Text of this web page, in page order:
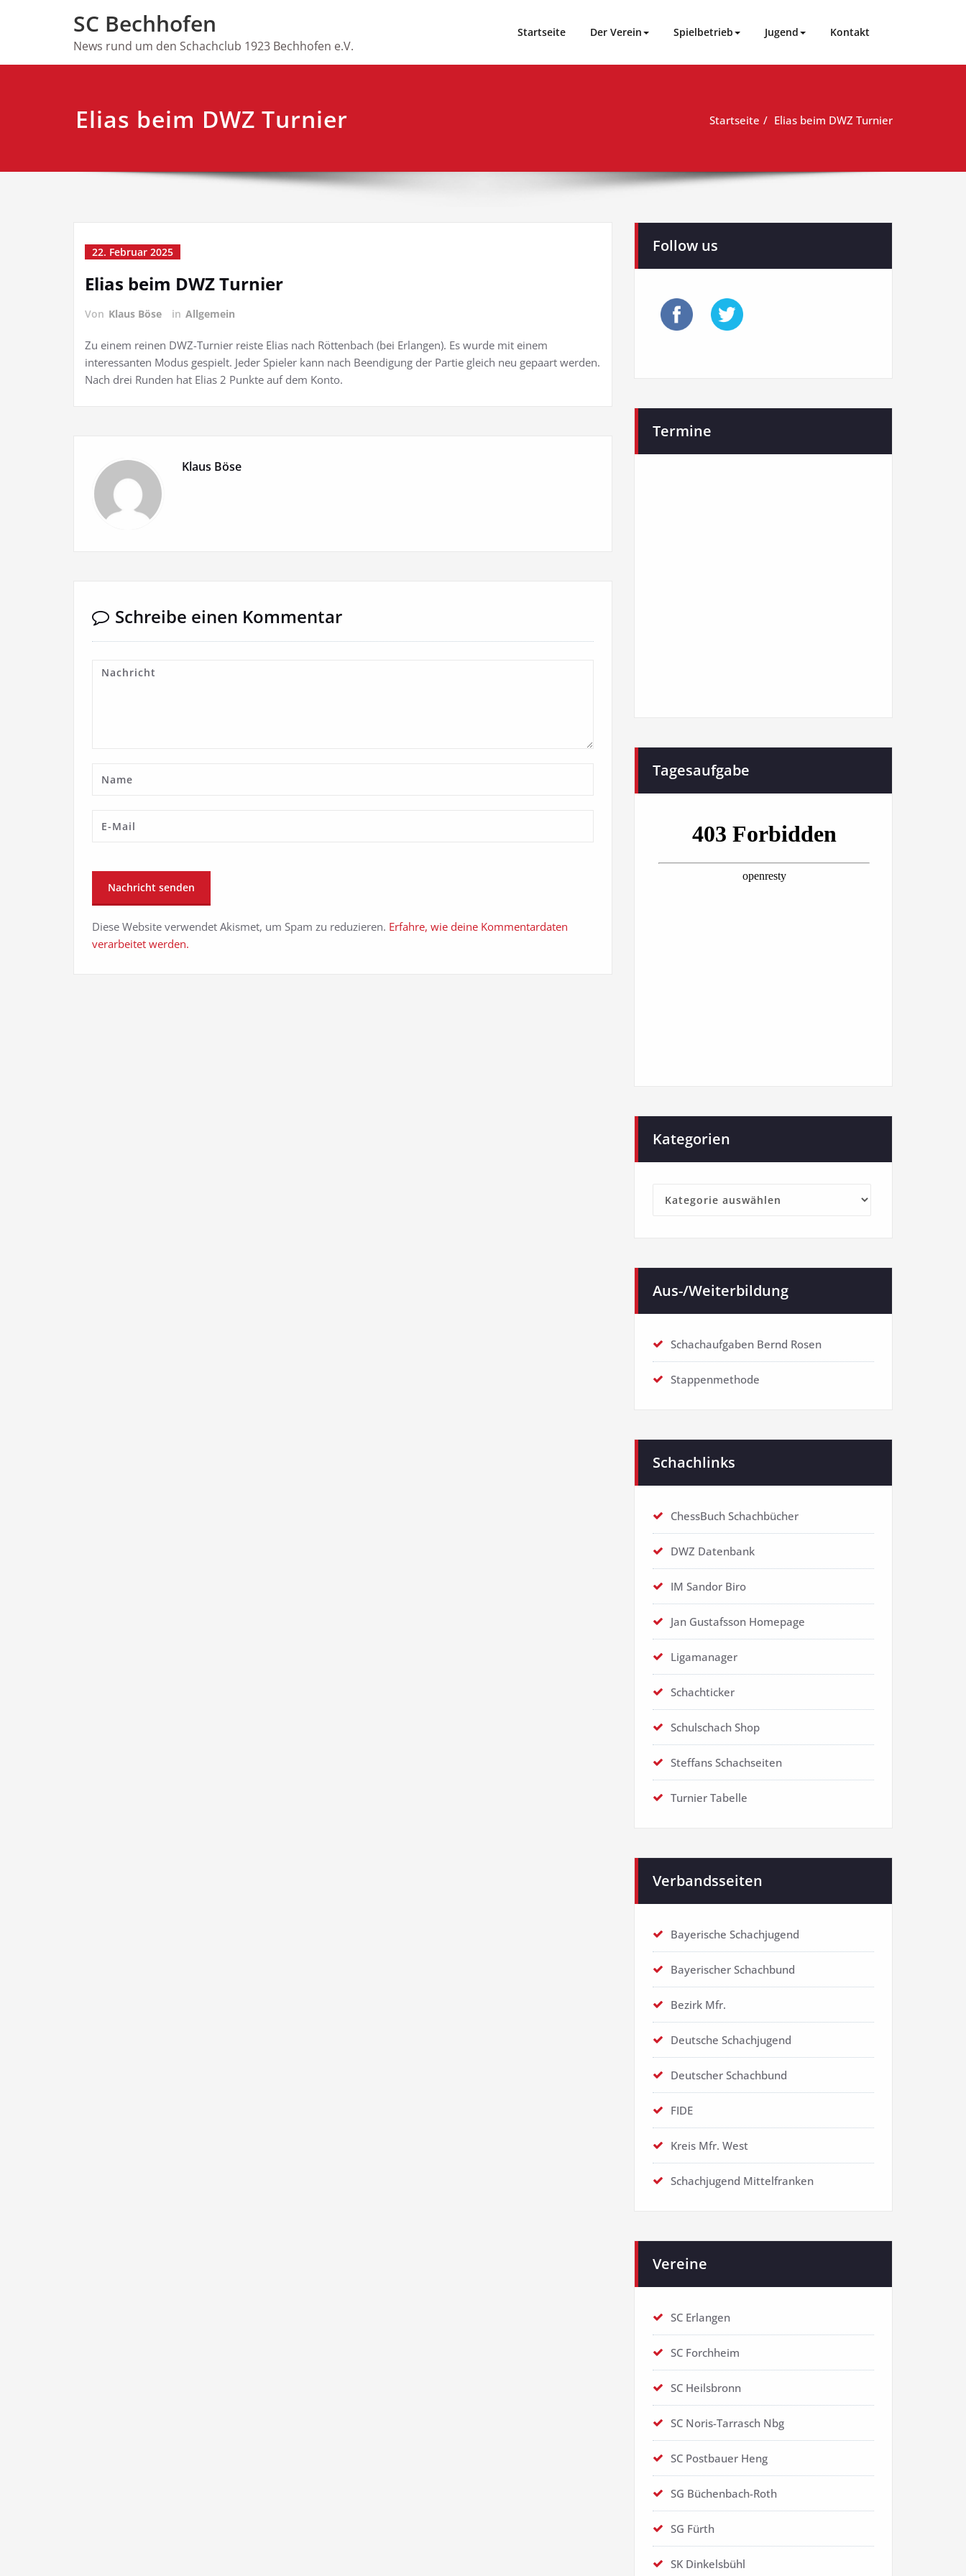
SC Bechhofen
News rund um den Schachclub 1923 Bechhofen e.V.
Startseite Der Verein Spielbetrieb Jugend Kontakt
Elias beim DWZ Turnier Startseite Elias beim DWZ Turnier
22. Februar 2025
Elias beim DWZ Turnier
Von Klaus Böse in Allgemein
Zu einem reinen DWZ-Turnier reiste Elias nach Röttenbach (bei Erlangen). Es wurde mit einem
interessanten Modus gespielt. Jeder Spieler kann nach Beendigung der Partie gleich neu gepaart werden.
Nach drei Runden hat Elias 2 Punkte auf dem Konto.
Klaus Böse
Schreibe einen Kommentar
Diese Website verwendet Akismet, um Spam zu reduzieren. Erfahre, wie deine Kommentardaten
verarbeitet werden.
Follow us
Termine
Tagesaufgabe
Kategorien
Kategorien
Aus-/Weiterbildung
Schachaufgaben Bernd Rosen
Stappenmethode
Schachlinks
ChessBuch Schachbücher
DWZ Datenbank
IM Sandor Biro
Jan Gustafsson Homepage
Ligamanager
Schachticker
Schulschach Shop
Steffans Schachseiten
Turnier Tabelle
Verbandsseiten
Bayerische Schachjugend
Bayerischer Schachbund
Bezirk Mfr.
Deutsche Schachjugend
Deutscher Schachbund
FIDE
Kreis Mfr. West
Schachjugend Mittelfranken
Vereine
SC Erlangen
SC Forchheim
SC Heilsbronn
SC Noris-Tarrasch Nbg
SC Postbauer Heng
SG Büchenbach-Roth
SG Fürth
SK Dinkelsbühl